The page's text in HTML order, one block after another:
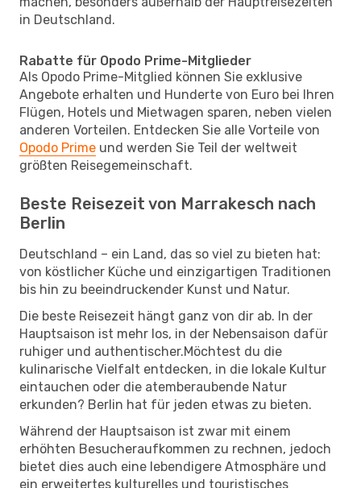
in Deutschland.
Rabatte für Opodo Prime-Mitglieder
Als Opodo Prime-Mitglied können Sie exklusive
Angebote erhalten und Hunderte von Euro bei Ihren
Flügen, Hotels und Mietwagen sparen, neben vielen
anderen Vorteilen. Entdecken Sie alle Vorteile von
Opodo Prime und werden Sie Teil der weltweit
größten Reisegemeinschaft.
Beste Reisezeit von Marrakesch nach
Berlin
Deutschland – ein Land, das so viel zu bieten hat:
von köstlicher Küche und einzigartigen Traditionen
bis hin zu beeindruckender Kunst und Natur.
Die beste Reisezeit hängt ganz von dir ab. In der
Hauptsaison ist mehr los, in der Nebensaison dafür
ruhiger und authentischer.Möchtest du die
kulinarische Vielfalt entdecken, in die lokale Kultur
eintauchen oder die atemberaubende Natur
erkunden? Berlin hat für jeden etwas zu bieten.
Während der Hauptsaison ist zwar mit einem
erhöhten Besucheraufkommen zu rechnen, jedoch
bietet dies auch eine lebendigere Atmosphäre und
ein erweitertes kulturelles und touristisches